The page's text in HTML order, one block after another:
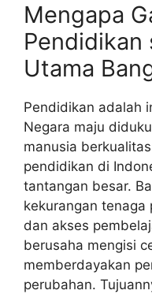
Mengapa
Pendidikan
Utama
Pendidikan adalah
Negara maju
manusia
pendidikan di
tantangan besar.
kekurangan tenaga
dan akses
berusaha mengisi
memberdayakan
perubahan.